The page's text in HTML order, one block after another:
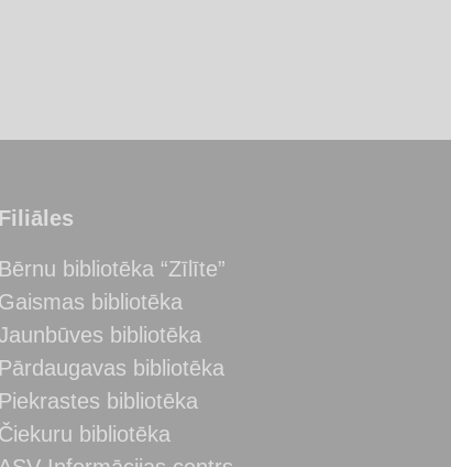
Filiāles
Bērnu bibliotēka “Zīlīte”
Gaismas bibliotēka
bibliotēka
Pārdaugavas bibliotēka
Piekrastes bibliotēka
Čiekuru bibliotēka